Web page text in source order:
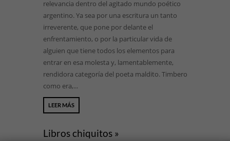
relevancia dentro del agitado mundo poético
argentino. Ya sea por una escritura un tanto
irreverente, que pone por delante el
enfrentamiento, o por la particular vida de
alguien que tiene todos los elementos para
entrar en esa molesta y, lamentablemente,
rendidora categoría del poeta maldito. Timbero
como era,...
LEER MÁS
Libros chiquitos »